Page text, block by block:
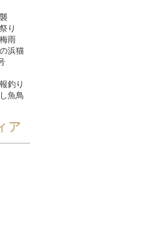
り
梅雨
浜猫
釣り
魚鳥
ア